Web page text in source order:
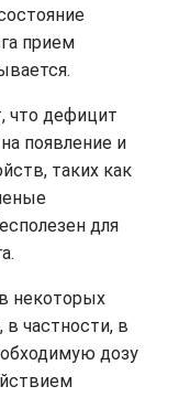
прием
что дефицит
появление и
таких как
для
некоторых
частности, в
дозу